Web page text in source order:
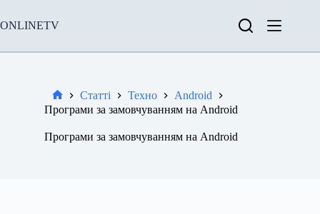
вмісту
ONLINETV
Новини
Статті Техно
Android
Програми за замовчуванням на Android
Програми за замовчуванням на Android